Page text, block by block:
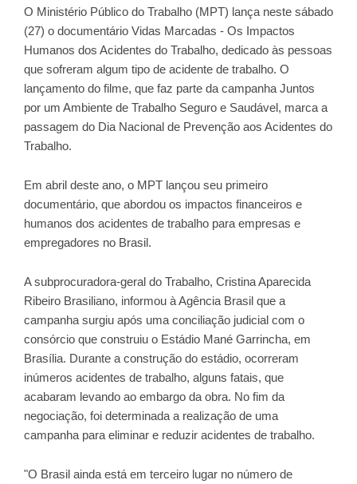
O Ministério Público do Trabalho (MPT) lança neste sábado
(27) o documentário Vidas Marcadas - Os Impactos
Humanos dos Acidentes do Trabalho, dedicado às pessoas
que sofreram algum tipo de acidente de trabalho. O
lançamento do filme, que faz parte da campanha Juntos
por um Ambiente de Trabalho Seguro e Saudável, marca a
passagem do Dia Nacional de Prevenção aos Acidentes do
Trabalho.
Em abril deste ano, o MPT lançou seu primeiro
documentário, que abordou os impactos financeiros e
humanos dos acidentes de trabalho para empresas e
empregadores no Brasil.
A subprocuradora-geral do Trabalho, Cristina Aparecida
Ribeiro Brasiliano, informou à Agência Brasil que a
campanha surgiu após uma conciliação judicial com o
consórcio que construiu o Estádio Mané Garrincha, em
Brasília. Durante a construção do estádio, ocorreram
inúmeros acidentes de trabalho, alguns fatais, que
acabaram levando ao embargo da obra. No fim da
negociação, foi determinada a realização de uma
campanha para eliminar e reduzir acidentes de trabalho.
"O Brasil ainda está em terceiro lugar no número de